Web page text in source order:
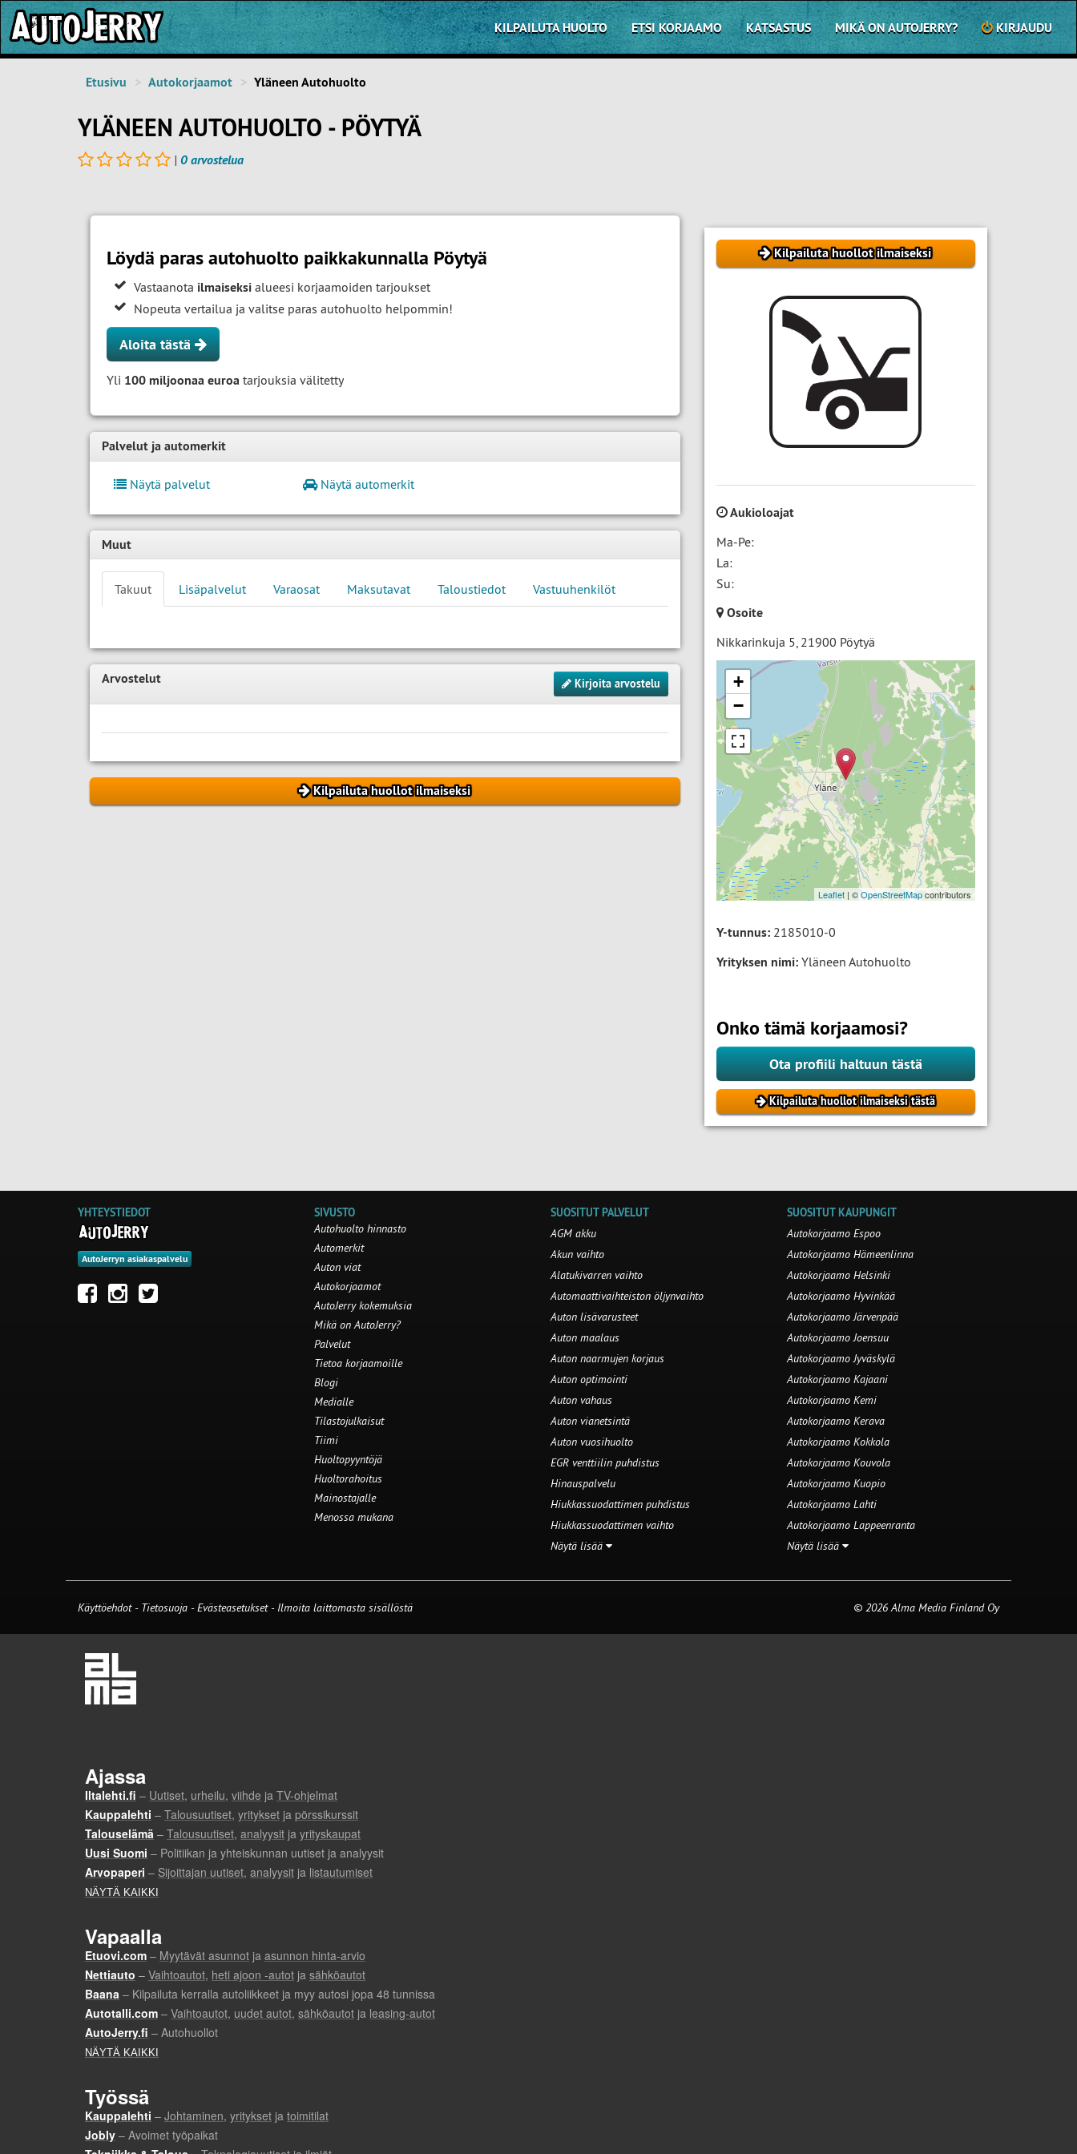
KILPAILUTA HUOLTO ETSI KORJAAMO KATSASTUS MIKÄ ON AUTOJERRY? KIRJAUDU
Etusivu Autokorjaamot Yläneen Autohuolto
YLÄNEEN AUTOHUOLTO - PÖYTYÄ
| 0 arvostelua
Kilpailuta huollot ilmaiseksi
Aukioloajat
Ma-Pe:
La:
Su:
Osoite
Nikkarinkuja 5, 21900 Pöytyä
+
−
Leaflet | ©OpenStreetMapcontributors
Y-tunnus:2185010-0
Yrityksen nimi:Yläneen Autohuolto
Onko tämä korjaamosi?
Ota profiili haltuun tästä
Kilpailuta huollot ilmaiseksi tästä
Löydä paras autohuolto paikkakunnalla Pöytyä
Vastaanota ilmaiseksi alueesi korjaamoiden tarjoukset
Nopeuta vertailua ja valitse paras autohuolto helpommin!
Aloita tästä
Yli 100 miljoonaa euroa tarjouksia välitetty
Palvelut ja automerkit
Näytä palvelut Näytä automerkit
Muut
Takuut Lisäpalvelut Varaosat Maksutavat Taloustiedot Vastuuhenkilöt
Arvostelut Kirjoita arvostelu
Kilpailuta huollot ilmaiseksi
YHTEYSTIEDOT
AutoJerryn asiakaspalvelu
SIVUSTO
Autohuolto hinnasto
Automerkit
Auton viat
Autokorjaamot
AutoJerry kokemuksia
Mikä on AutoJerry?
Palvelut
Tietoa korjaamoille
Blogi
Medialle
Tilastojulkaisut
Tiimi
Huoltopyyntöjä
Huoltorahoitus
Mainostajalle
Menossa mukana
SUOSITUT PALVELUT
AGM akku
Akun vaihto
Alatukivarren vaihto
Automaattivaihteiston öljynvaihto
Auton lisävarusteet
Auton maalaus
Auton naarmujen korjaus
Auton optimointi
Auton vahaus
Auton vianetsintä
Auton vuosihuolto
EGR venttiilin puhdistus
Hinauspalvelu
Hiukkassuodattimen puhdistus
Hiukkassuodattimen vaihto
Näytä lisää
SUOSITUT KAUPUNGIT
Autokorjaamo Espoo
Autokorjaamo Hämeenlinna
Autokorjaamo Helsinki
Autokorjaamo Hyvinkää
Autokorjaamo Järvenpää
Autokorjaamo Joensuu
Autokorjaamo Jyväskylä
Autokorjaamo Kajaani
Autokorjaamo Kemi
Autokorjaamo Kerava
Autokorjaamo Kokkola
Autokorjaamo Kouvola
Autokorjaamo Kuopio
Autokorjaamo Lahti
Autokorjaamo Lappeenranta
Näytä lisää
Käyttöehdot - Tietosuoja -Evästeasetukset- Ilmoita laittomasta sisällöstä © 2026 Alma Media Finland Oy